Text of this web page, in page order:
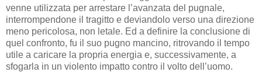
venne utilizzata per arrestare l’avanzata del pugnale,
interrompendone il tragitto e deviandolo verso una direzione
meno pericolosa, non letale. Ed a definire la conclusione di
quel confronto, fu il suo pugno mancino, ritrovando il tempo
utile a caricare la propria energia e, successivamente, a
sfogarla in un violento impatto contro il volto dell’uomo.